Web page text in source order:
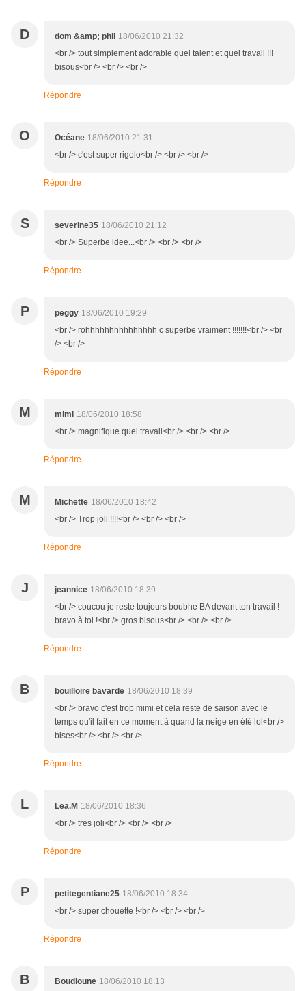
D dom &amp; phil 18/06/2010 21:32
<br /> tout simplement adorable quel talent et quel travail !!!
bisous<br /> <br /> <br />
Répondre
O Océane 18/06/2010 21:31
<br /> c'est super rigolo<br /> <br /> <br />
Répondre
S severine35 18/06/2010 21:12
<br /> Superbe idee...<br /> <br /> <br />
Répondre
P peggy 18/06/2010 19:29
<br /> rohhhhhhhhhhhhhhh c superbe vraiment !!!!!!!<br /> <br
/> <br />
Répondre
M mimi 18/06/2010 18:58
<br /> magnifique quel travail<br /> <br /> <br />
Répondre
M Michette 18/06/2010 18:42
<br /> Trop joli !!!!<br /> <br /> <br />
Répondre
J jeannice 18/06/2010 18:39
<br /> coucou je reste toujours boubhe BA devant ton travail !
bravo à toi !<br /> gros bisous<br /> <br /> <br />
Répondre
B bouilloire bavarde 18/06/2010 18:39
<br /> bravo c'est trop mimi et cela reste de saison avec le
temps qu'il fait en ce moment à quand la neige en été lol<br />
bises<br /> <br /> <br />
Répondre
L Lea.M 18/06/2010 18:36
<br /> tres joli<br /> <br /> <br />
Répondre
P petitegentiane25 18/06/2010 18:34
<br /> super chouette !<br /> <br /> <br />
Répondre
B Boudloune 18/06/2010 18:13